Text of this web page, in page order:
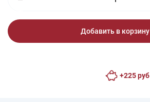
Добавить в корзину
+225 руб